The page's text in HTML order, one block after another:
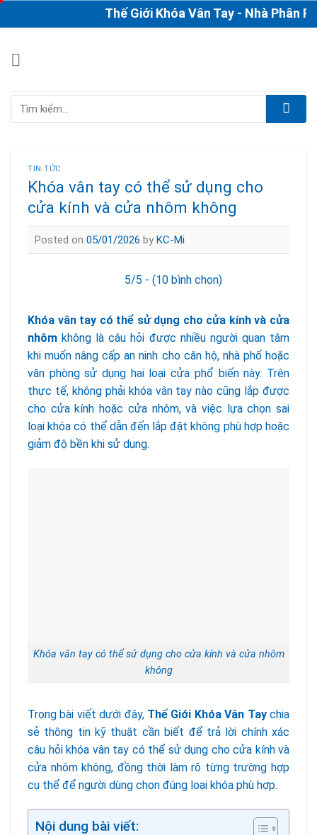
to
Thế Giới Khóa Vân Tay - Nhà Phân
Tìm
TIN TỨC
Khóa vân tay có thể sử dụng cho
cửa kính và cửa nhôm không
Posted on 05/01/2026 by KC-Mi
5/5 - (10 bình chọn)
Khóa vân tay có thể sử dụng cho cửa kính và cửa
nhôm không là câu hỏi được nhiều người quan tâm
khi muốn nâng cấp an ninh cho căn hộ, nhà phố hoặc
văn phòng sử dụng hai loại cửa phổ biến này. Trên
thực tế, không phải khóa vân tay nào cũng lắp được
cho cửa kính hoặc cửa nhôm, và việc lựa chọn sai
loại khóa có thể dẫn đến lắp đặt không phù hợp hoặc
giảm độ bền khi sử dụng.
Khóa vân tay có thể sử dụng cho cửa kính và cửa nhôm
không
Trong bài viết dưới đây, Thế Giới Khóa Vân Taychia
sẻ thông tin kỹ thuật cần biết để trả lời chính xác
câu hỏi khóa vân tay có thể sử dụng cho cửa kính và
cửa nhôm không, đồng thời làm rõ từng trường hợp
cụ thể để người dùng chọn đúng loại khóa phù hợp.
Nội dung bài viết: